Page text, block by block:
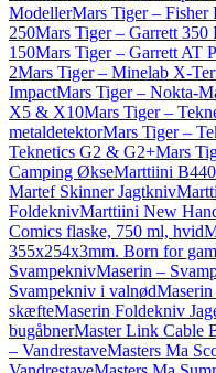
ModellerMars Tiger – Fisher
250Mars Tiger – Garrett 350
150Mars Tiger – Garrett AT
2Mars Tiger – Minelab X-
ImpactMars Tiger – Nokta-
X5 & X10Mars Tiger –
metaldetektorMars Tiger –
Teknetics G2 & G2+Mars
Camping ØkseMarttiini
Martef Skinner Jagtkniv
FoldeknivMarttiini New
Comics flaske, 750 ml, hvid
355x254x3mm. Born for
SvampeknivMaserin –
Svampekniv i valnød
skæfteMaserin Foldekniv
bugåbnerMaster Link Cable
– VandrestaveMasters Ma